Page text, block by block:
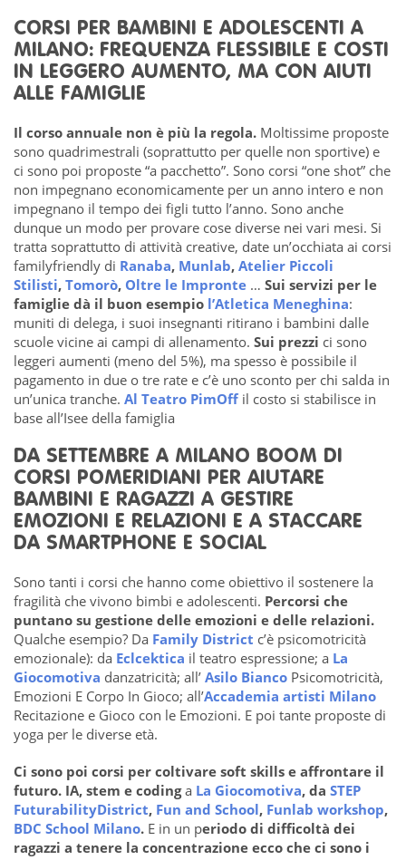
CORSI PER BAMBINI E ADOLESCENTI A
MILANO: FREQUENZA FLESSIBILE E COSTI
IN LEGGERO AUMENTO, MA CON AIUTI
ALLE FAMIGLIE
Il corso annuale non è più la regola. Moltissime proposte
sono quadrimestrali (soprattutto per quelle non sportive) e
ci sono poi proposte “a pacchetto”. Sono corsi “one shot” che
non impegnano economicamente per un anno intero e non
impegnano il tempo dei figli tutto l’anno. Sono anche
dunque un modo per provare cose diverse nei vari mesi. Si
tratta soprattutto di attività creative, date un’occhiata ai corsi
familyfriendly di Ranaba, Munlab, Atelier Piccoli
Stilisti, Tomorò, Oltre le Impronte … Sui servizi per le
famiglie dà il buon esempio l’Atletica Meneghina:
muniti di delega, i suoi insegnanti ritirano i bambini dalle
scuole vicine ai campi di allenamento. Sui prezzi ci sono
leggeri aumenti (meno del 5%), ma spesso è possibile il
pagamento in due o tre rate e c’è uno sconto per chi salda in
un’unica tranche. Al Teatro PimOff il costo si stabilisce in
base all’Isee della famiglia
DA SETTEMBRE A MILANO BOOM DI
CORSI POMERIDIANI PER AIUTARE
BAMBINI E RAGAZZI A GESTIRE
EMOZIONI E RELAZIONI E A STACCARE
DA SMARTPHONE E SOCIAL
Sono tanti i corsi che hanno come obiettivo il sostenere la
fragilità che vivono bimbi e adolescenti. Percorsi che
puntano su gestione delle emozioni e delle relazioni.
Qualche esempio? Da Family District c’è psicomotricità
emozionale): da Eclcektica il teatro espressione; a La
Giocomotiva danzatricità; all’ Asilo Bianco Psicomotricità,
Emozioni E Corpo In Gioco; all’Accademia artisti Milano
Recitazione e Gioco con le Emozioni. E poi tante proposte di
yoga per le diverse età.
Ci sono poi corsi per coltivare soft skills e affrontare il
futuro. IA, stem e codinga La Giocomotiva, da STEP
FuturabilityDistrict, Fun and School, Funlab workshop,
BDC School Milano. E in un periodo di difficoltà dei
ragazzi a tenere la concentrazione ecco che ci sono i